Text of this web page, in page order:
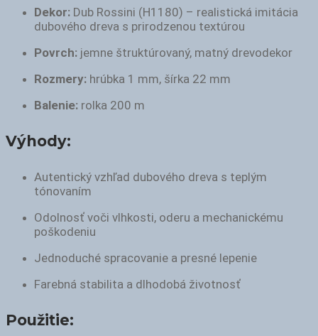
Dekor: Dub Rossini (H1180) – realistická imitácia
dubového dreva s prirodzenou textúrou
Povrch: jemne štruktúrovaný, matný drevodekor
Rozmery: hrúbka 1 mm, šírka 22 mm
Balenie: rolka 200 m
Výhody:
Autentický vzhľad dubového dreva s teplým
tónovaním
Odolnosť voči vlhkosti, oderu a mechanickému
poškodeniu
Jednoduché spracovanie a presné lepenie
Farebná stabilita a dlhodobá životnosť
Použitie: